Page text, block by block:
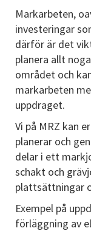
Markarbeten,
investeringar
därför är det
planera allt
området och
markarbeten
uppdraget.
Vi på MRZ kan
planerar och
delar i ett
schakt och
plattsättningar
Exempel på
förläggning av